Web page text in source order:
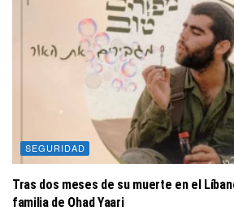
SEGURIDAD
Tras dos meses de su muerte en el
familia de Ohad Yaari